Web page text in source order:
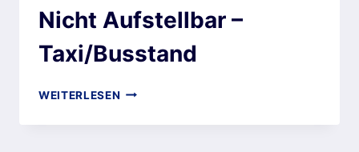
Nicht Aufstellbar –
Taxi/Busstand
WEITERLESEN